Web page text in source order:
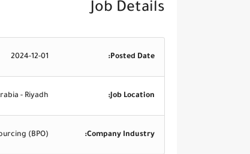
Job Details
Posted Date:
2024-12-01
Job Location:
- Riyadh
Company Industry:
(BPO)